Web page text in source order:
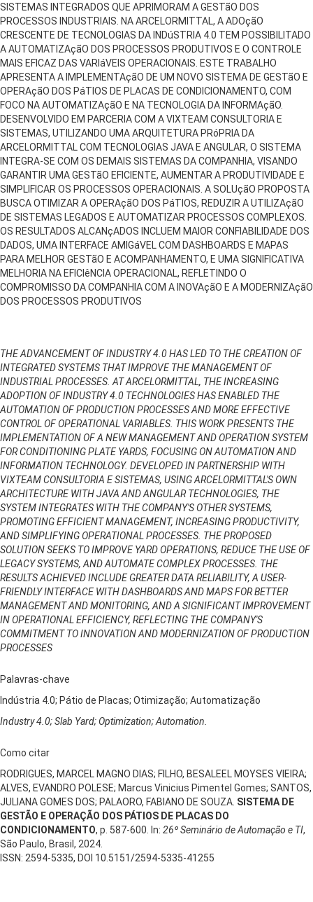
SISTEMAS INTEGRADOS QUE APRIMORAM A GESTãO DOS
PROCESSOS INDUSTRIAIS. NA ARCELORMITTAL, A ADOçãO
CRESCENTE DE TECNOLOGIAS DA INDúSTRIA 4.0 TEM POSSIBILITADO
A AUTOMATIZAçãO DOS PROCESSOS PRODUTIVOS E O CONTROLE
MAIS EFICAZ DAS VARIáVEIS OPERACIONAIS. ESTE TRABALHO
APRESENTA A IMPLEMENTAçãO DE UM NOVO SISTEMA DE GESTãO E
OPERAçãO DOS PáTIOS DE PLACAS DE CONDICIONAMENTO, COM
FOCO NA AUTOMATIZAçãO E NA TECNOLOGIA DA INFORMAçãO.
DESENVOLVIDO EM PARCERIA COM A VIXTEAM CONSULTORIA E
SISTEMAS, UTILIZANDO UMA ARQUITETURA PRóPRIA DA
ARCELORMITTAL COM TECNOLOGIAS JAVA E ANGULAR, O SISTEMA
INTEGRA-SE COM OS DEMAIS SISTEMAS DA COMPANHIA, VISANDO
GARANTIR UMA GESTãO EFICIENTE, AUMENTAR A PRODUTIVIDADE E
SIMPLIFICAR OS PROCESSOS OPERACIONAIS. A SOLUçãO PROPOSTA
BUSCA OTIMIZAR A OPERAçãO DOS PáTIOS, REDUZIR A UTILIZAçãO
DE SISTEMAS LEGADOS E AUTOMATIZAR PROCESSOS COMPLEXOS.
OS RESULTADOS ALCANçADOS INCLUEM MAIOR CONFIABILIDADE DOS
DADOS, UMA INTERFACE AMIGáVEL COM DASHBOARDS E MAPAS
PARA MELHOR GESTãO E ACOMPANHAMENTO, E UMA SIGNIFICATIVA
MELHORIA NA EFICIêNCIA OPERACIONAL, REFLETINDO O
COMPROMISSO DA COMPANHIA COM A INOVAçãO E A MODERNIZAçãO
DOS PROCESSOS PRODUTIVOS
THE ADVANCEMENT OF INDUSTRY 4.0 HAS LED TO THE CREATION OF
INTEGRATED SYSTEMS THAT IMPROVE THE MANAGEMENT OF
INDUSTRIAL PROCESSES. AT ARCELORMITTAL, THE INCREASING
ADOPTION OF INDUSTRY 4.0 TECHNOLOGIES HAS ENABLED THE
AUTOMATION OF PRODUCTION PROCESSES AND MORE EFFECTIVE
CONTROL OF OPERATIONAL VARIABLES. THIS WORK PRESENTS THE
IMPLEMENTATION OF A NEW MANAGEMENT AND OPERATION SYSTEM
FOR CONDITIONING PLATE YARDS, FOCUSING ON AUTOMATION AND
INFORMATION TECHNOLOGY. DEVELOPED IN PARTNERSHIP WITH
VIXTEAM CONSULTORIA E SISTEMAS, USING ARCELORMITTAL'S OWN
ARCHITECTURE WITH JAVA AND ANGULAR TECHNOLOGIES, THE
SYSTEM INTEGRATES WITH THE COMPANY'S OTHER SYSTEMS,
PROMOTING EFFICIENT MANAGEMENT, INCREASING PRODUCTIVITY,
AND SIMPLIFYING OPERATIONAL PROCESSES. THE PROPOSED
SOLUTION SEEKS TO IMPROVE YARD OPERATIONS, REDUCE THE USE OF
LEGACY SYSTEMS, AND AUTOMATE COMPLEX PROCESSES. THE
RESULTS ACHIEVED INCLUDE GREATER DATA RELIABILITY, A USER-
FRIENDLY INTERFACE WITH DASHBOARDS AND MAPS FOR BETTER
MANAGEMENT AND MONITORING, AND A SIGNIFICANT IMPROVEMENT
IN OPERATIONAL EFFICIENCY, REFLECTING THE COMPANY'S
COMMITMENT TO INNOVATION AND MODERNIZATION OF PRODUCTION
PROCESSES
Palavras-chave
Indústria 4.0; Pátio de Placas; Otimização; Automatização
Industry 4.0; Slab Yard; Optimization; Automation.
Como citar
RODRIGUES, MARCEL MAGNO DIAS; FILHO, BESALEEL MOYSES VIEIRA;
ALVES, EVANDRO POLESE; Marcus Vinicius Pimentel Gomes; SANTOS,
JULIANA GOMES DOS; PALAORO, FABIANO DE SOUZA. SISTEMA DE
GESTÃO E OPERAÇÃO DOS PÁTIOS DE PLACAS DO
CONDICIONAMENTO, p. 587-600. In: 26º Seminário de Automação e TI,
São Paulo, Brasil, 2024.
ISSN: 2594-5335, DOI 10.5151/2594-5335-41255